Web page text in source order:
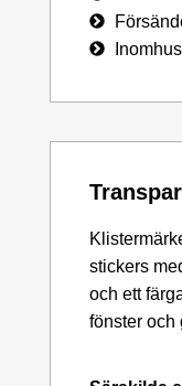
stickers
och ett
fönster och